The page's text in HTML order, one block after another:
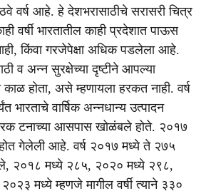
वर्ष आहे. हे देशभरासाठीचे सरासरी चित्र
भारतातील काही प्रदेशात पाऊस
किंवा गरजेपेक्षा अधिक पडलेला आहे.
व अन्न सुरक्षेच्या दृष्टीने आपल्या
काळ होता, असे म्हणायला हरकत नाही. वर्ष
भारताचे वार्षिक अन्नधान्य उत्पादन
टनाच्या आसपास खोळंबले होते. २०१७
होत गेलेली आहे. वर्ष २०१७ मध्ये ते २७५
२०१८ मध्ये २८५, २०२० मध्ये २९८,
मध्ये म्हणजे मागील वर्षी त्याने ३३०